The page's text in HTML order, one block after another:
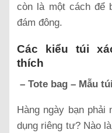
còn là một cách để
đám đông.
Các kiểu túi
thích
– Tote bag – Mẫu
Hàng ngày bạn
dụng riêng tư? Nào